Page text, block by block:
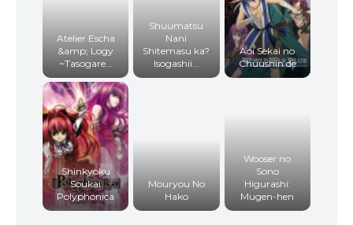
Atelier Escha
&amp; Logy
~Tasogare...
Shuumatsu
Nani
Shitemasu ka?
Isogashii...
Aoi Sekai no
Chuushin de
Shinkyoku
Soukai
Polyphonica
Mouryou No
Hako
Wooser no
Sono
Higurashi:
Mugen-hen